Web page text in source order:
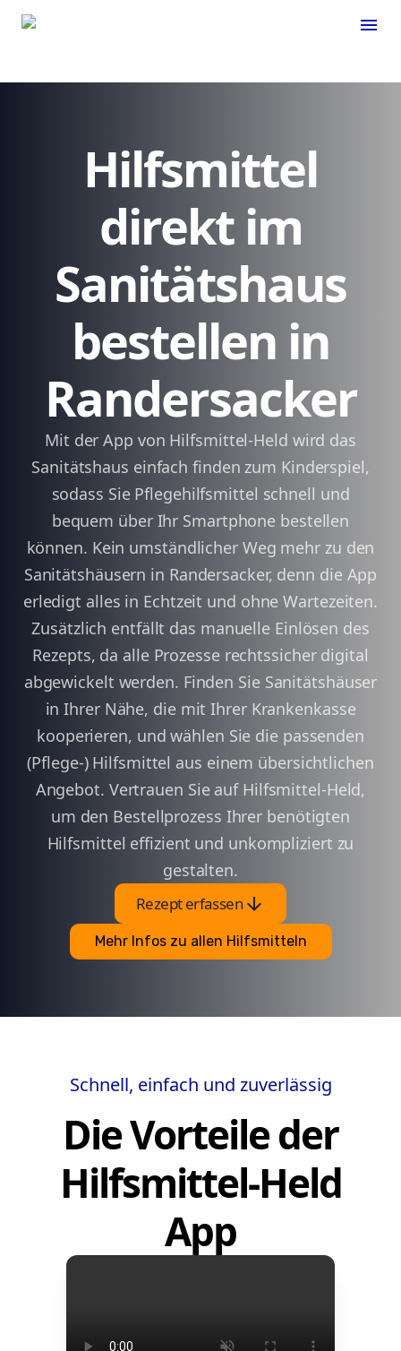
menu
Hilfsmittel
direkt im
Sanitätshaus
bestellen in
Randersacker
Mit der App von Hilfsmittel-Held wird das
Sanitätshaus einfach finden zum Kinderspiel,
sodass Sie Pflegehilfsmittel schnell und
bequem über Ihr Smartphone bestellen
können. Kein umständlicher Weg mehr zu den
Sanitätshäusern in Randersacker, denn die App
erledigt alles in Echtzeit und ohne Wartezeiten.
Zusätzlich entfällt das manuelle Einlösen des
Rezepts, da alle Prozesse rechtssicher digital
abgewickelt werden. Finden Sie Sanitätshäuser
in Ihrer Nähe, die mit Ihrer Krankenkasse
kooperieren, und wählen Sie die passenden
(Pflege-) Hilfsmittel aus einem übersichtlichen
Angebot. Vertrauen Sie auf Hilfsmittel-Held,
um den Bestellprozess Ihrer benötigten
Hilfsmittel effizient und unkompliziert zu
gestalten.
Rezept erfassenarrow_downward
Mehr Infos zu allen Hilfsmitteln
Schnell, einfach und zuverlässig
Die Vorteile der
Hilfsmittel-Held
App